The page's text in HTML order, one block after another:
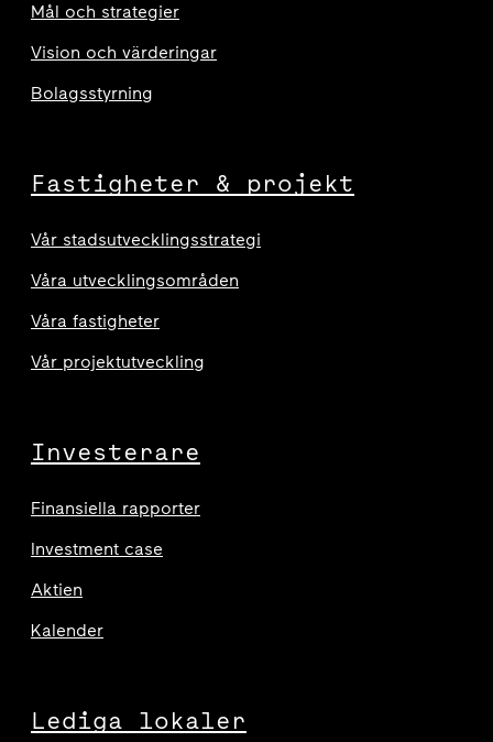
Mål och strategier
Vision och värderingar
Bolagsstyrning
Fastigheter & projekt
Vår stadsutvecklingsstrategi
Våra utvecklingsområden
Våra fastigheter
Vår projektutveckling
Investerare
Finansiella rapporter
Investment case
Aktien
Kalender
Lediga lokaler